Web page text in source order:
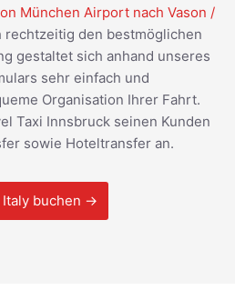
München Airport nach Vason /
rechtzeitig den bestmöglichen
gestaltet sich anhand unseres
sehr einfach und
Organisation Ihrer Fahrt.
Taxi Innsbruck seinen Kunden
sowie Hoteltransfer an.
Italy buchen →